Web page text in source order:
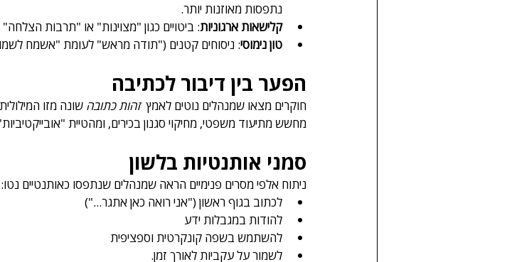
נתפסות מאוזנות יותר.
קלישאות ארגוניות: ביטויים כגון "מצוינות" או "תרבות
טון נימוסי: ניסוחים קטנים ("תודה מראש" לעומת "אשמח
הפער בין דיבור לכתיבה
חוקרים מצאו שמנהלים נוטים לאמץ זהות כתובה שונה מזו
מחשש מתיעוד משפטי, מחיקוי סגנון בכירים, ומהטיית
סמני אותנטיות בלשון
ניתוח אלפי מסרים פנימיים הראה שמנהלים שנתפסו כאותנטיים נטו:
לכתוב בגוף ראשון ("אני רואה כאן אתגר...")
להודות במגבלות ידע
להשתמש בשפה קונקרטית וספציפית
לשמור על עקביות לאורך זמן.